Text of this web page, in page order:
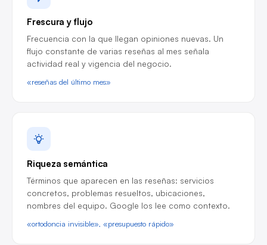
Frescura y flujo
Frecuencia con la que llegan opiniones nuevas. Un
flujo constante de varias reseñas al mes señala
actividad real y vigencia del negocio.
«reseñas del último mes»
Riqueza semántica
Términos que aparecen en las reseñas: servicios
concretos, problemas resueltos, ubicaciones,
nombres del equipo. Google los lee como contexto.
«ortodoncia invisible», «presupuesto rápido»